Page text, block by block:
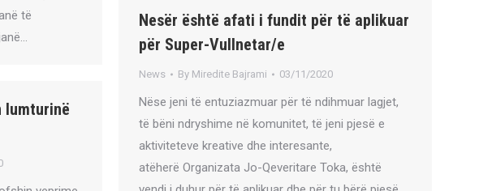
të
Nesër është afati i fundit për të aplikuar
për Super-Vullnetar/e
News By Miredite Bajrami 03/11/2020
Nëse jeni të entuziazmuar për të ndihmuar lagjet,
të bëni ndryshime në komunitet, të jeni pjesë e
aktiviteteve kreative dhe interesante,
atëherë Organizata Jo-Qeveritare Toka, është
lumturinë